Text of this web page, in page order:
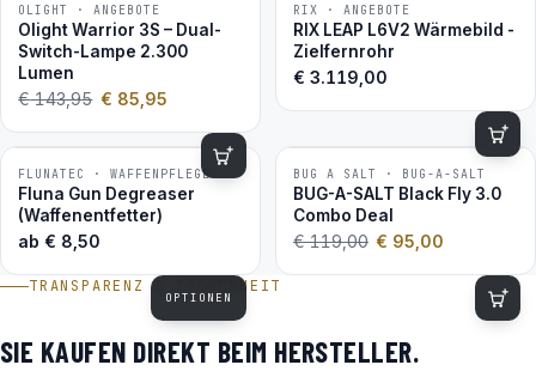
−40 %
OLIGHT · ANGEBOTE
Olight Warrior 3S – Dual-
Switch-Lampe 2.300
Lumen
€143,95 € 85,95
RIX · ANGEBOTE
RIX LEAP L6V2 Wärmebild -
Zielfernrohr
€ 3.119,00
BESTSELLER
FLUNATEC · WAFFENPFLEGE
Fluna Gun Degreaser
(Waffenentfetter)
ab € 8,50
OPTIONEN
−20 %
2ER-SET
BUG A SALT · BUG-A-SALT
BUG-A-SALT Black Fly 3.0
Combo Deal
€119,00 € 95,00
TRANSPARENZ & SICHERHEIT
SIE KAUFEN DIREKT BEIM HERSTELLER.